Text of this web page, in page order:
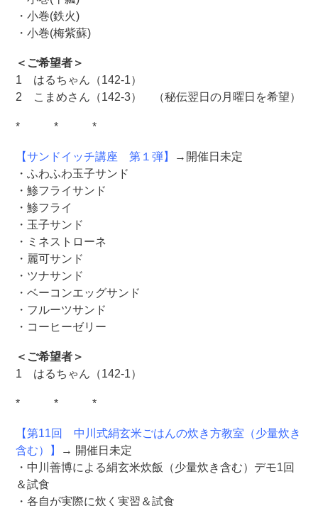
・小巻(鉄火)
・小巻(梅紫蘇)
＜ご希望者＞
1 はるちゃん（142-1）
2 こまめさん（142-3） （秘伝翌日の月曜日を希望）
* * *
【サンドイッチ講座 第１弾】
→開催日未定
・ふわふわ玉子サンド
・鯵フライサンド
・鯵フライ
・玉子サンド
・ミネストローネ
・麗可サンド
・ツナサンド
・ベーコンエッグサンド
・フルーツサンド
・コーヒーゼリー
＜ご希望者＞
1 はるちゃん（142-1）
* * *
【第11回 中川式絹玄米ごはんの炊き方教室（少量炊き
含む）】
→ 開催日未定
・中川善博による絹玄米炊飯（少量炊き含む）デモ1回
＆試食
・各自が実際に炊く実習＆試食